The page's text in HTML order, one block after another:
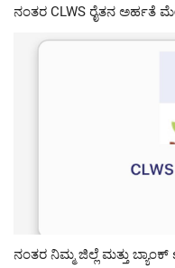
ನಂತರ CLWS ರೈತನ ಅರ್ಹತೆ
ನಂತರ ನಿಮ್ಮ ಜಿಲ್ಲೆ ಮತ್ತು